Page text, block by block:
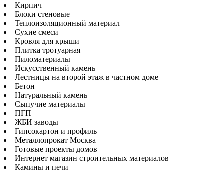
Кирпич
Блоки стеновые
Теплоизоляционный материал
Сухие смеси
Кровля для крыши
Плитка тротуарная
Пиломатериалы
Искусственный камень
Лестницы на второй этаж в частном доме
Бетон
Натуральный камень
Сыпучие материалы
ПГП
ЖБИ заводы
Гипсокартон и профиль
Металлопрокат Москва
Готовые проекты домов
Интернет магазин строительных материалов
Камины и печи